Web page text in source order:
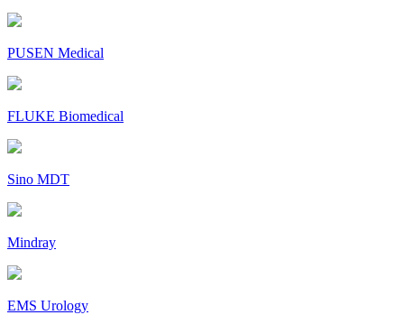
PUSEN Medical
FLUKE Biomedical
Sino MDT
Mindray
EMS Urology